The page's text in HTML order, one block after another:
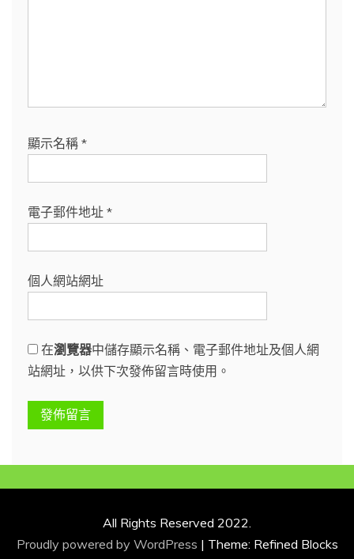
顯示名稱 *
電子郵件地址 *
個人網站網址
在瀏覽器中儲存顯示名稱、電子郵件地址及個人網
站網址，以供下次發佈留言時使用。
All Rights Reserved 2022.
Proudly powered by WordPress | Theme: Refined Blocks